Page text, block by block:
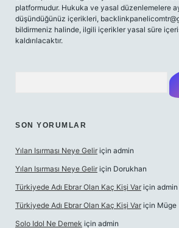
platformudur. Hukuka ve yasal düzenlemelere
düşündüğünüz içerikleri,
bildirmeniz halinde, ilgili içerikler yasal süre
kaldırılacaktır.
SON YORUMLAR
Yılan Isırması Neye Gelir için admin
Yılan Isırması Neye Gelir için Dorukhan
Türkiyede Adı Ebrar Olan Kaç Kişi Var için admin
Türkiyede Adı Ebrar Olan Kaç Kişi Var için Müge
Solo Idol Ne Demek için admin